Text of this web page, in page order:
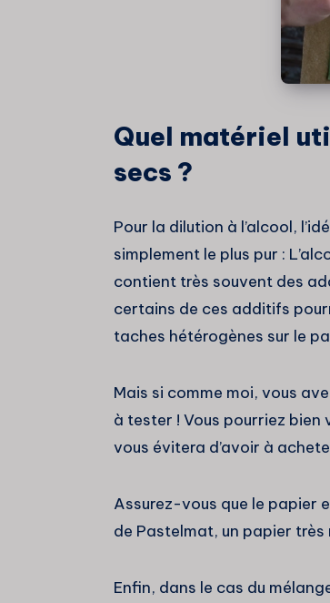
Quel matériel
secs ?
Pour la dilution à l’alcool,
simplement le plus pur :
contient très souvent des
certains de ces additifs
taches hétérogènes sur le
Mais si comme moi, vous
à tester ! Vous pourriez bien
vous évitera d’avoir à
Assurez-vous que le papier
de Pastelmat, un papier
Enfin, dans le cas du